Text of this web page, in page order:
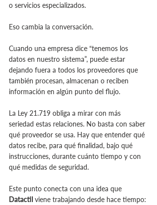
o servicios especializados.
Eso cambia la conversación.
Cuando una empresa dice “tenemos los
datos en nuestro sistema”, puede estar
dejando fuera a todos los proveedores que
también procesan, almacenan o reciben
información en algún punto del flujo.
La Ley 21.719 obliga a mirar con más
seriedad estas relaciones. No basta con saber
qué proveedor se usa. Hay que entender qué
datos recibe, para qué finalidad, bajo qué
instrucciones, durante cuánto tiempo y con
qué medidas de seguridad.
Este punto conecta con una idea que
Datactil viene trabajando desde hace tiempo: